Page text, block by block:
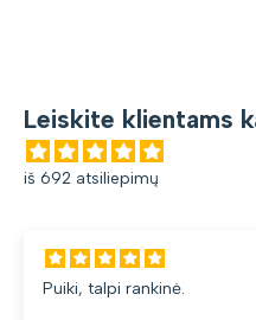
Leiskite klientams
iš 692 atsiliepimų
rankinė.